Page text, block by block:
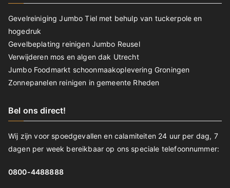
Gevelreiniging Jumbo Tiel met behulp van tuckerpole en
hogedruk
Gevelbeplating reinigen Jumbo Reusel
Verwijderen mos en algen dak Utrecht
Jumbo Foodmarkt schoonmaakoplevering Groningen
Zonnepanelen reinigen in gemeente Rheden
Bel ons direct!
Wij zijn voor spoedgevallen en calamiteiten 24 uur per dag, 7
dagen per week bereikbaar op ons speciale telefoonnummer:
0800-4488888